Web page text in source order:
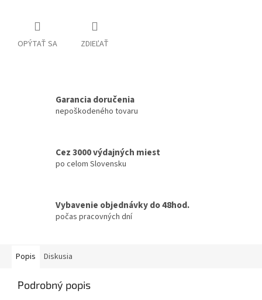
OPÝTAŤ SA ZDIEĽAŤ
Garancia doručenia
nepoškodeného tovaru
Cez 3000 výdajných miest
po celom Slovensku
Vybavenie objednávky do 48hod.
počas pracovných dní
Popis Diskusia
Podrobný popis